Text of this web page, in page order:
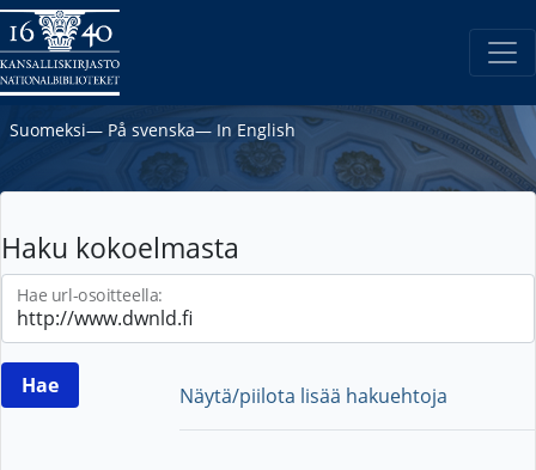
Suomeksi― På svenska― In English
Haku kokoelmasta
Hae url-osoitteella:
Näytä/piilota lisää hakuehtoja